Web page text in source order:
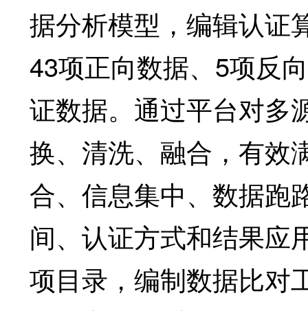
据分析模型，编辑认证
43项正向数据、5项反
证数据。通过平台对多
换、清洗、融合，有效
合、信息集中、数据跑
间、认证方式和结果应
项目录，编制数据比对